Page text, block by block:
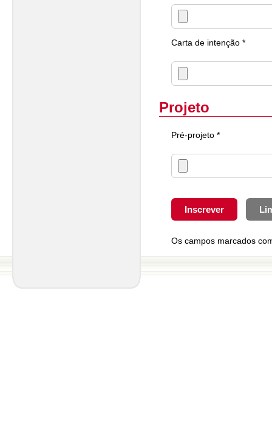
Carta de intenção *
Projeto
Pré-projeto *
Os campos marcados